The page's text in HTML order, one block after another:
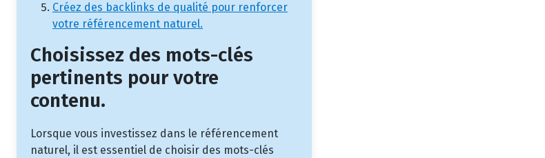
Créez des backlinks de qualité pour renforcer
votre référencement naturel.
Choisissez des mots-clés
pertinents pour votre
contenu.
Lorsque vous investissez dans le référencement
naturel, il est essentiel de choisir des mots-clés